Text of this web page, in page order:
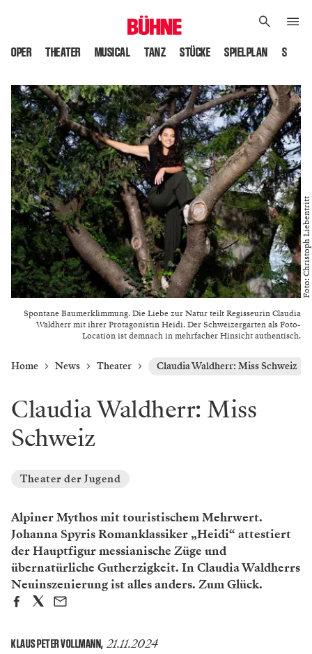
OPER THEATER MUSICAL TANZ STÜCKE SPIELPLAN
Spontane Baumerklimmung. Die Liebe zur Natur teilt Regisseurin Claudia
Waldherr mit ihrer Protagonistin Heidi. Der Schweizergarten als Foto-
Location ist demnach in mehrfacher Hinsicht authentisch.
Foto: Christoph Liebentritt
Home News Theater Claudia Waldherr: Miss Schweiz
Claudia Waldherr: Miss
Schweiz
Theater der Jugend
Alpiner Mythos mit touristischem Mehrwert.
Johanna Spyris Romanklassiker „Heidi“ attestiert
der Hauptfigur messianische Züge und
übernatürliche Gutherzigkeit. In Claudia Waldherrs
Neuinszenierung ist alles anders. Zum Glück.
KLAUS PETER VOLLMANN, 21.11.2024